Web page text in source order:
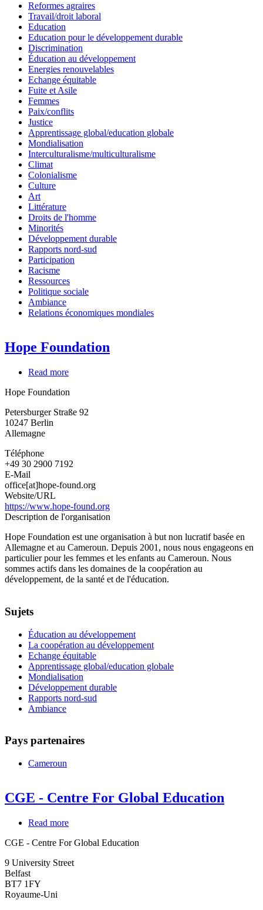
Reformes agraires
Travail/droit laboral
Education
Education pour le développement durable
Discrimination
Éducation au développement
Energies renouvelables
Echange équitable
Fuite et Asile
Femmes
Paix/conflits
Justice
Apprentissage global/education globale
Mondialisation
Interculturalisme/multiculturalisme
Climat
Colonialisme
Culture
Art
Littérature
Droits de l'homme
Minorités
Développement durable
Rapports nord-sud
Participation
Racisme
Ressources
Politique sociale
Ambiance
Relations économiques mondiales
Hope Foundation
Read more
Foundation
Hope Foundation
Petersburger Straße 92
10247 Berlin
Allemagne
Téléphone
+49 30 2900 7192
E-Mail
office[at]hope-found.org
Website/URL
https://www.hope-found.org
Description de l'organisation
Hope Foundation est une organisation à but non lucratif basée en
Allemagne et au Cameroun. Depuis 2001, nous nous engageons en
particulier pour les femmes et les enfants au Cameroun. Nous
sommes actifs dans les domaines de la coopération au
développement, de la santé et de l'éducation.
Sujets
Éducation au développement
La coopération au développement
Echange équitable
Apprentissage global/education globale
Mondialisation
Développement durable
Rapports nord-sud
Ambiance
Pays partenaires
Cameroun
CGE - Centre For Global Education
Read more
-
For
CGE - Centre For Global Education
9 University Street
Belfast
BT7 1FY
Royaume-Uni